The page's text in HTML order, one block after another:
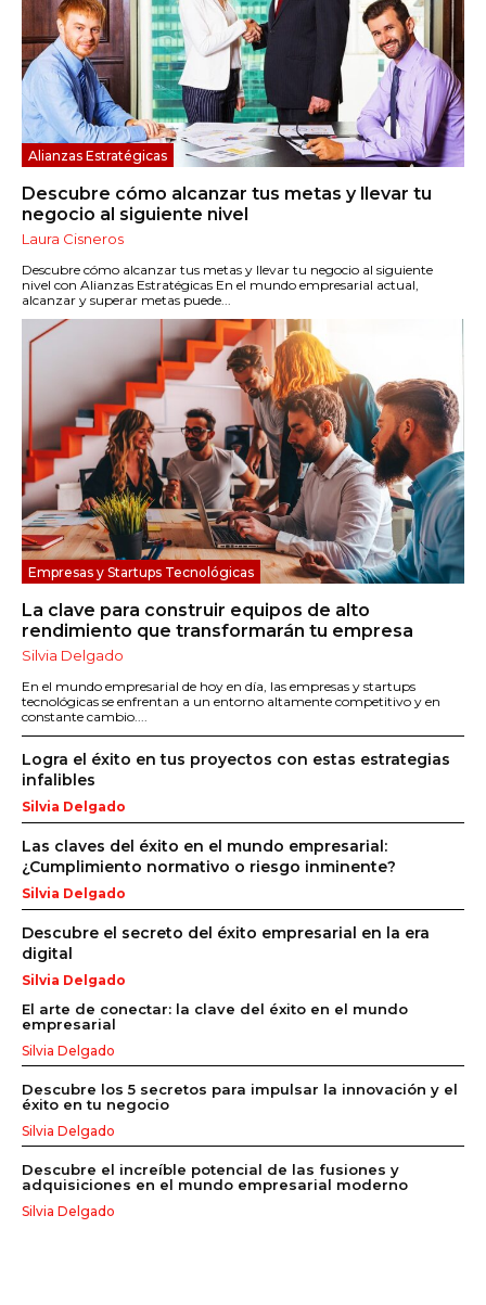
Alianzas Estratégicas
Descubre cómo alcanzar tus metas y llevar tu
negocio al siguiente nivel
Laura Cisneros
Descubre cómo alcanzar tus metas y llevar tu negocio al siguiente
nivel con Alianzas Estratégicas En el mundo empresarial actual,
alcanzar y superar metas puede...
Empresas y Startups Tecnológicas
La clave para construir equipos de alto
rendimiento que transformarán tu empresa
Silvia Delgado
En el mundo empresarial de hoy en día, las empresas y startups
tecnológicas se enfrentan a un entorno altamente competitivo y en
constante cambio....
Logra el éxito en tus proyectos con estas estrategias
infalibles
Silvia Delgado
Las claves del éxito en el mundo empresarial:
¿Cumplimiento normativo o riesgo inminente?
Silvia Delgado
Descubre el secreto del éxito empresarial en la era
digital
Silvia Delgado
El arte de conectar: la clave del éxito en el mundo
empresarial
Silvia Delgado
Descubre los 5 secretos para impulsar la innovación y el
éxito en tu negocio
Silvia Delgado
Descubre el increíble potencial de las fusiones y
adquisiciones en el mundo empresarial moderno
Silvia Delgado